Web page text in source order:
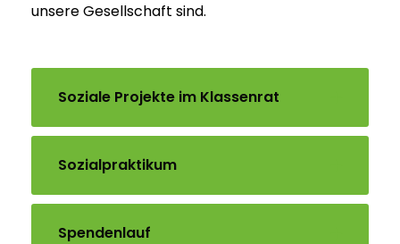
unsere Gesellschaft sind.
Soziale Projekte im Klassenrat
Sozialpraktikum
Spendenlauf